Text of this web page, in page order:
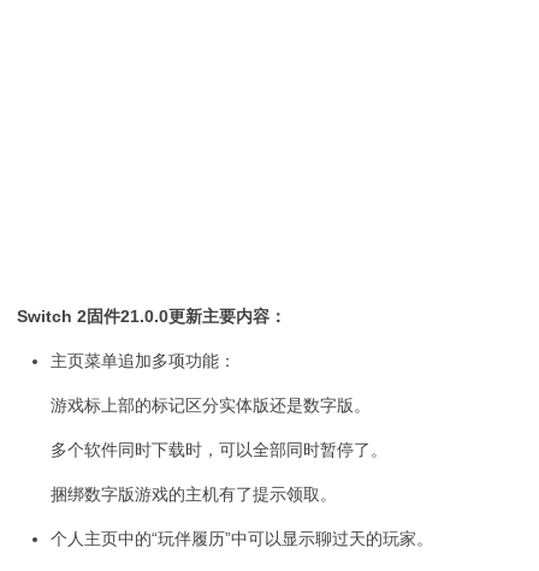
Switch 2固件21.0.0更新主要内容：
主页菜单追加多项功能：
游戏标上部的标记区分实体版还是数字版。
多个软件同时下载时，可以全部同时暂停了。
捆绑数字版游戏的主机有了提示领取。
个人主页中的“玩伴履历”中可以显示聊过天的玩家。